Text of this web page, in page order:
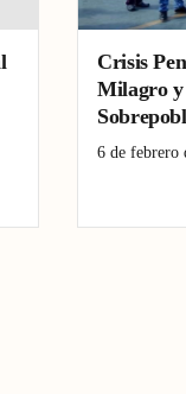
Crisis
Milagro
6 de febrero